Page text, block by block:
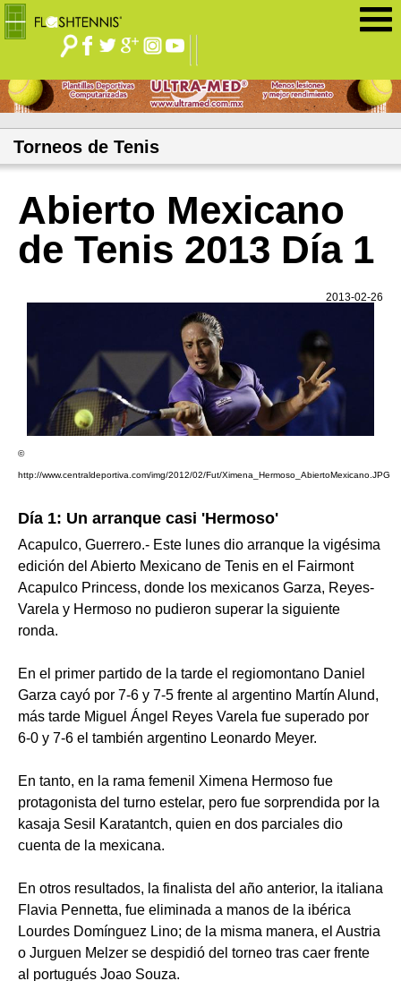
Torneos de Tenis
Abierto Mexicano
de Tenis 2013 Día 1
2013-02-26
©
http://www.centraldeportiva.com/img/2012/02/Fut/Ximena_Hermoso_AbiertoMexicano.JPG
Día 1: Un arranque casi 'Hermoso'
Acapulco, Guerrero.- Este lunes dio arranque la vigésima
edición del Abierto Mexicano de Tenis en el Fairmont
Acapulco Princess, donde los mexicanos Garza, Reyes-
Varela y Hermoso no pudieron superar la siguiente
ronda.
En el primer partido de la tarde el regiomontano Daniel
Garza cayó por 7-6 y 7-5 frente al argentino Martín Alund,
más tarde Miguel Ángel Reyes Varela fue superado por
6-0 y 7-6 el también argentino Leonardo Meyer.
En tanto, en la rama femenil Ximena Hermoso fue
protagonista del turno estelar, pero fue sorprendida por la
kasaja Sesil Karatantch, quien en dos parciales dio
cuenta de la mexicana.
En otros resultados, la finalista del año anterior, la italiana
Flavia Pennetta, fue eliminada a manos de la ibérica
Lourdes Domínguez Lino; de la misma manera, el Austria
o Jurguen Melzer se despidió del torneo tras caer frente
al portugués Joao Souza.